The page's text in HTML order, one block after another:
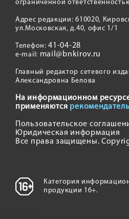
ограниченной
Адрес редакции: 610020,
ул.Московская, д.40, офис 1/1
Телефон:41-04-28
e-mail: mail@bnkirov.ru
Главный редактор сетевого
Александровна Белова
На информационном
применяются
Пользовательское
Юридическая информация
Все права защищены.
Категория
продукции 16+.